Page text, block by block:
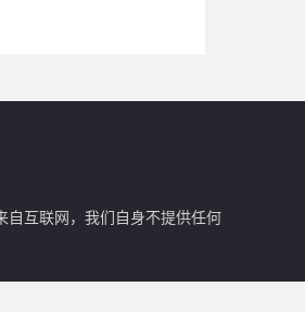
自互联网，我们自身不提供任何